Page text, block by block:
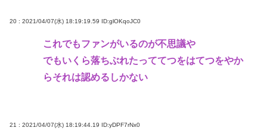
20 : 2021/04/07(水) 18:19:19.59 ID:glOKqoJC0
これでもファンがいるのが不思議や
でもいくら落ちぶれたっててつをはてつをやか
らそれは認めるしかない
21 : 2021/04/07(水) 18:19:44.19 ID:yDPF7rNx0